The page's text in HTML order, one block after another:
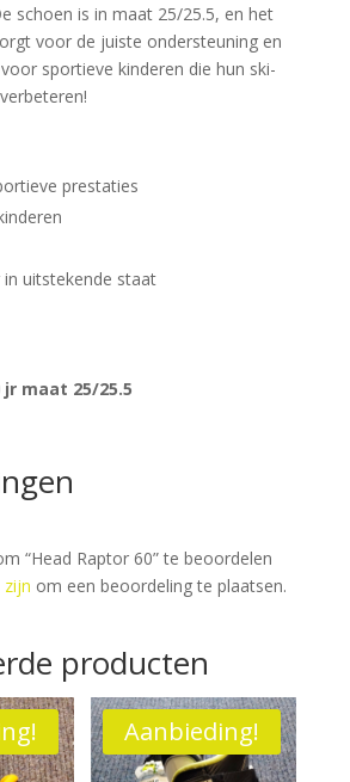
schoen is in maat 25/25.5, en het
voor de juiste ondersteuning en
sportieve kinderen die hun ski-
prestaties
in uitstekende staat
jr maat 25/25.5
“Head Raptor 60” te beoordelen
zijn om een beoordeling te plaatsen.
producten
Aanbieding!